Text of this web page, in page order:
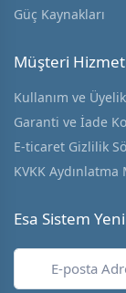
Güç Kaynakları
Müşteri
Kullanım ve
Garanti ve İade
E-ticaret Gizlilik
KVKK Aydınlatma
Esa Sistem